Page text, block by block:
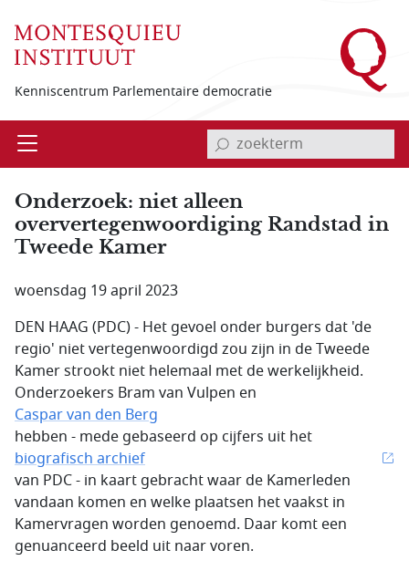
Kenniscentrum Parlementaire democratie
Open invoerveld zoekterm
Onderzoek: niet alleen
oververtegenwoordiging Randstad in
Tweede Kamer
woensdag 19 april 2023
DEN HAAG (PDC) - Het gevoel onder burgers dat 'de
regio' niet vertegenwoordigd zou zijn in de Tweede
Kamer strookt niet helemaal met de werkelijkheid.
Onderzoekers Bram van Vulpen en
Caspar van den Berg
hebben - mede gebaseerd op cijfers uit het
biografisch archief
van PDC - in kaart gebracht waar de Kamerleden
vandaan komen en welke plaatsen het vaakst in
Kamervragen worden genoemd. Daar komt een
genuanceerd beeld uit naar voren.